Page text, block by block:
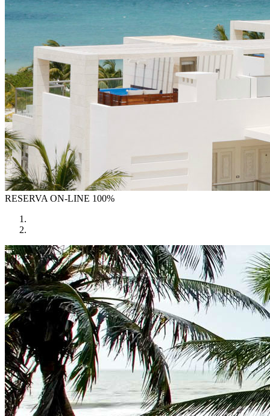
RESERVA ON-LINE 100%